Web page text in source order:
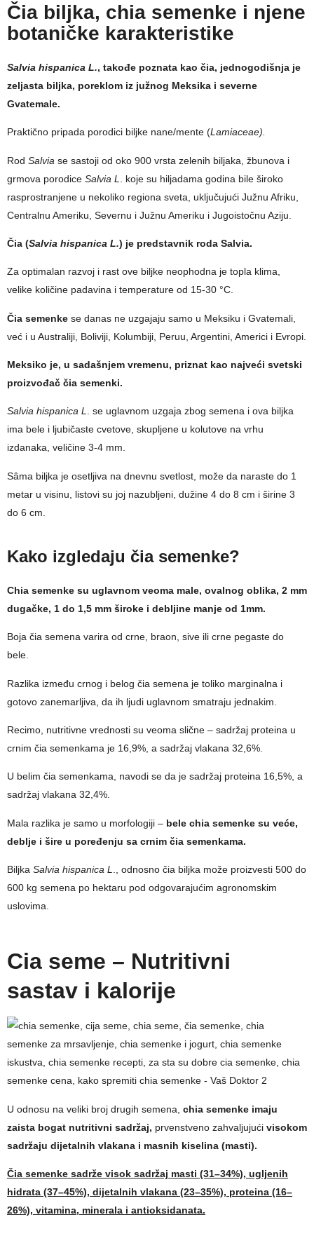
Čia biljka, chia semenke i njene
botaničke karakteristike
Salvia hispanica L., takođe poznata kao čia, jednogodišnja je
zeljasta biljka, poreklom iz južnog Meksika i severne
Gvatemale.
Praktično pripada porodici biljke nane/mente (Lamiaceae).
Rod Salvia se sastoji od oko 900 vrsta zelenih biljaka, žbunova i
grmova porodice Salvia L
. koje su hiljadama godina bile široko
rasprostranjene u nekoliko regiona sveta, uključujući Južnu Afriku,
Centralnu Ameriku, Severnu i Južnu Ameriku i Jugoistočnu Aziju.
Čia (Salvia hispanica L.) je predstavnik roda Salvia.
Za optimalan razvoj i rast ove biljke neophodna je topla klima,
velike količine padavina i temperature od 15-30 °C.
Čia semenke se danas ne uzgajaju samo u Meksiku i Gvatemali,
već i u Australiji, Boliviji, Kolumbiji, Peruu, Argentini, Americi i Evropi.
Meksiko je, u sadašnjem vremenu, priznat kao najveći svetski
proizvođač čia semenki.
Salvia hispanica L. se uglavnom uzgaja zbog semena i ova biljka
ima bele i ljubičaste cvetove, skupljene u kolutove na vrhu
izdanaka, veličine 3-4 mm.
Sâma biljka je osetljiva na dnevnu svetlost, može da naraste do 1
metar u visinu, listovi su joj nazubljeni, dužine 4 do 8 cm i širine 3
do 6 cm.
Kako izgledaju čia semenke?
Chia semenke su uglavnom veoma male, ovalnog oblika, 2 mm
dugačke, 1 do 1,5 mm široke i debljine manje od 1mm.
Boja čia semena varira od crne, braon, sive ili crne pegaste do
bele.
Razlika između crnog i belog čia semena je toliko marginalna i
gotovo zanemarljiva, da ih ljudi uglavnom smatraju jednakim.
Recimo, nutritivne vrednosti su veoma slične – sadržaj proteina u
crnim čia semenkama je 16,9%, a sadržaj vlakana 32,6%.
U belim čia semenkama, navodi se da je sadržaj proteina 16,5%, a
sadržaj vlakana 32,4%.
Mala razlika je samo u morfologiji – bele chia semenke su veće,
deblje i šire u poređenju sa crnim čia semenkama.
Biljka Salvia hispanica L., odnosno čia biljka može proizvesti 500 do
600 kg semena po hektaru pod odgovarajućim agronomskim
uslovima.
Cia seme – Nutritivni
sastav i kalorije
U odnosu na veliki broj drugih semena, chia semenke imaju
zaista bogat nutritivni sadržaj, prvenstveno zahvaljujući visokom
sadržaju dijetalnih vlakana i masnih kiselina (masti).
Čia semenke sadrže visok sadržaj masti (31–34%), ugljenih
hidrata (37–45%), dijetalnih vlakana (23–35%), proteina (16–
26%), vitamina, minerala i antioksidanata.